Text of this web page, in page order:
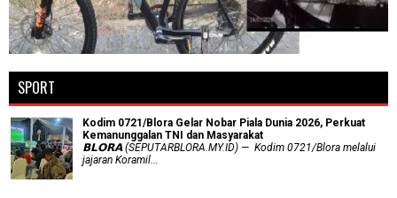
SPORT
Kodim 0721/Blora Gelar Nobar Piala Dunia 2026, Perkuat
Kemanunggalan TNI dan Masyarakat
𝗕𝗟𝗢𝗥𝗔 (SEPUTARBLORA.MY.ID) — Kodim 0721/Blora melalui
jajaran Koramil...